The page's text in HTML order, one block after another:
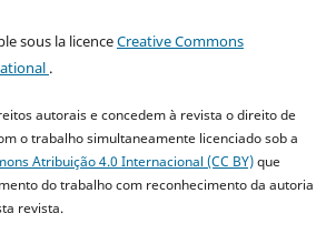
sous la licenceCreative Commons
.
autorais e concedem à revista o direito de
o trabalho simultaneamente licenciado sob a
Atribuição 4.0 Internacional (CC BY)que
do trabalho com reconhecimento da autoria
revista.